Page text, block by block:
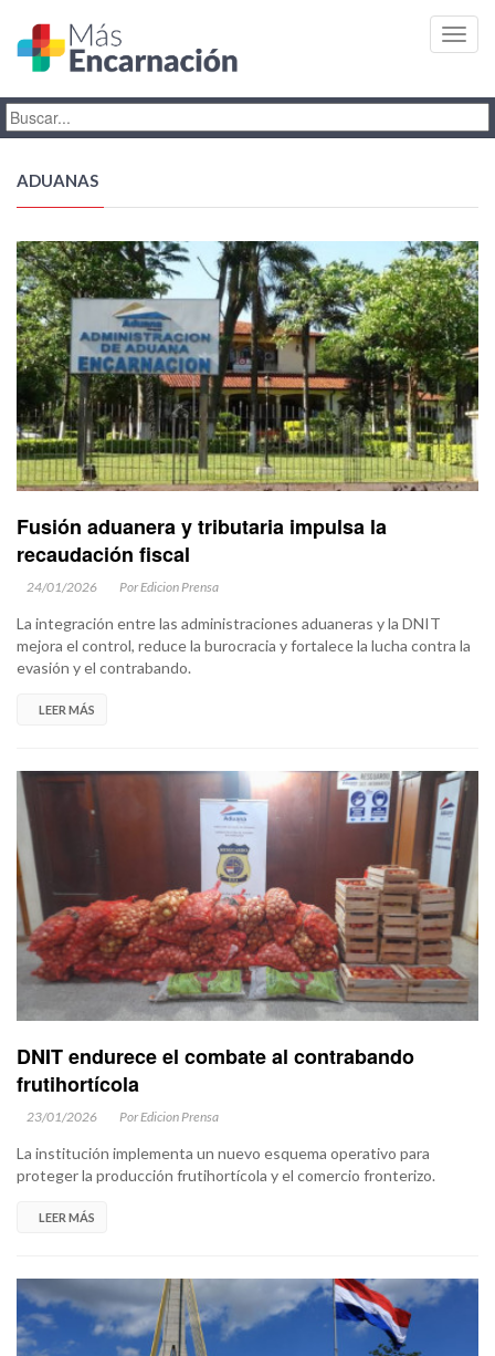
ADUANAS
Fusión aduanera y tributaria impulsa la
recaudación fiscal
24/01/2026 Por Edicion Prensa
La integración entre las administraciones aduaneras y la DNIT
mejora el control, reduce la burocracia y fortalece la lucha contra la
evasión y el contrabando.
LEER MÁS
DNIT endurece el combate al contrabando
frutihortícola
23/01/2026 Por Edicion Prensa
La institución implementa un nuevo esquema operativo para
proteger la producción frutihortícola y el comercio fronterizo.
LEER MÁS